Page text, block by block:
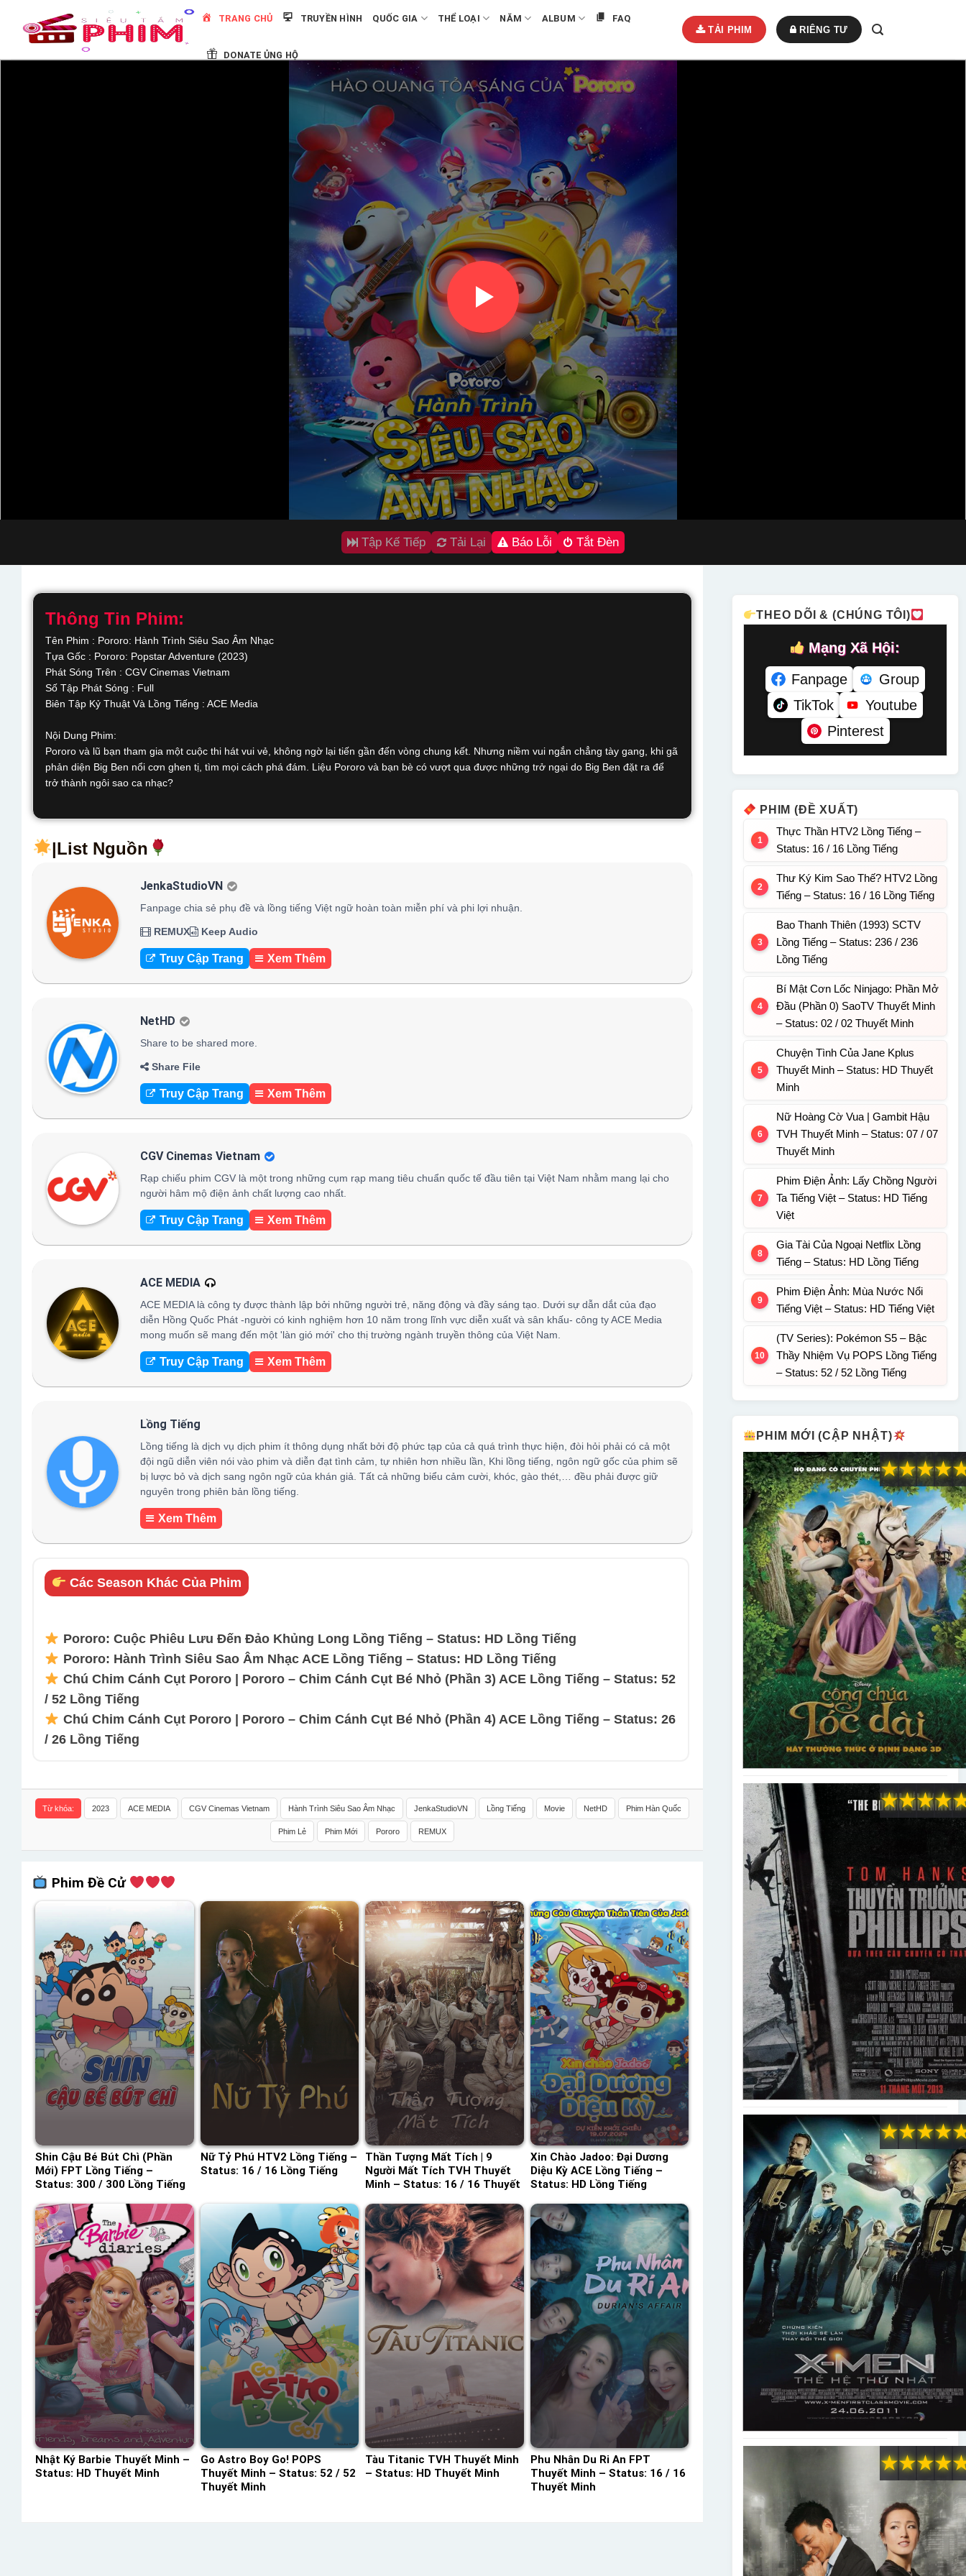
TRANG CHỦ TRUYỀN HÌNH QUỐC GIA THỂ LOẠI NĂM ALBUM FAQ
DONATE ỦNG HỘ
Tập Kế Tiếp Tải Lại Báo Lỗi Tắt Đèn
Thông Tin Phim:
Tên Phim : Pororo: Hành Trình Siêu Sao Âm Nhạc
Tựa Gốc : Pororo: Popstar Adventure (2023)
Phát Sóng Trên : CGV Cinemas Vietnam
Số Tập Phát Sóng : Full
Biên Tập Kỷ Thuật Và Lồng Tiếng : ACE Media
Nội Dung Phim:
Pororo và lũ bạn tham gia một cuộc thi hát vui vẻ, không ngờ lại tiến gần đến vòng chung kết. Nhưng niềm vui ngắn chẳng tày gang, khi gã
phản diện Big Ben nổi cơn ghen tị, tìm mọi cách phá đám. Liệu Pororo và bạn bè có vượt qua được những trở ngại do Big Ben đặt ra để
trở thành ngôi sao ca nhạc?
|List Nguồn
JenkaStudioVN
Fanpage chia sẻ phụ đề và lồng tiếng Việt ngữ hoàn toàn miễn phí và phi lợi nhuận.
REMUX Keep Audio
Truy Cập Trang Xem Thêm
NetHD
Share to be shared more.
Share File
Truy Cập Trang Xem Thêm
CGV Cinemas Vietnam
Rạp chiếu phim CGV là một trong những cụm rạp mang tiêu chuẩn quốc tế đầu tiên tại Việt Nam nhằm mang lại cho
người hâm mộ điện ảnh chất lượng cao nhất.
Truy Cập Trang Xem Thêm
ACE MEDIA
ACE MEDIA là công ty được thành lập bởi những người trẻ, năng động và đầy sáng tạo. Dưới sự dẫn dắt của đạo
diễn Hồng Quốc Phát -người có kinh nghiệm hơn 10 năm trong lĩnh vực diễn xuất và sân khấu- công ty ACE Media
mong muốn sẽ mang đến một 'làn gió mới' cho thị trường ngành truyền thông của Việt Nam.
Truy Cập Trang Xem Thêm
Lồng Tiếng
Lồng tiếng là dịch vụ dịch phim ít thông dụng nhất bởi độ phức tạp của cả quá trình thực hiện, đòi hỏi phải có cả một
đội ngũ diễn viên nói vào phim và diễn đạt tình cảm, tự nhiên hơn nhiều lần, Khi lồng tiếng, ngôn ngữ gốc của phim sẽ
bị lược bỏ và dịch sang ngôn ngữ của khán giả. Tất cả những biểu cảm cười, khóc, gào thét,… đều phải được giữ
nguyên trong phiên bản lồng tiếng.
Xem Thêm
Các Season Khác Của Phim
Pororo: Cuộc Phiêu Lưu Đến Đảo Khủng Long Lồng Tiếng – Status: HD Lồng Tiếng
Pororo: Hành Trình Siêu Sao Âm Nhạc ACE Lồng Tiếng – Status: HD Lồng Tiếng
Chú Chim Cánh Cụt Pororo | Pororo – Chim Cánh Cụt Bé Nhỏ (Phần 3) ACE Lồng Tiếng – Status: 52
/ 52 Lồng Tiếng
Chú Chim Cánh Cụt Pororo | Pororo – Chim Cánh Cụt Bé Nhỏ (Phần 4) ACE Lồng Tiếng – Status: 26
/ 26 Lồng Tiếng
Từ khóa: 2023 ACE MEDIA CGV Cinemas Vietnam Hành Trình Siêu Sao Âm Nhạc JenkaStudioVN Lồng Tiếng Movie NetHD Phim Hàn Quốc
Phim Lẻ Phim Mới Pororo REMUX
Phim Đề Cử
Shin Cậu Bé Bút Chì (Phần
Mới) FPT Lồng Tiếng –
Status: 300 / 300 Lồng Tiếng
Nữ Tỷ Phú HTV2 Lồng Tiếng –
Status: 16 / 16 Lồng Tiếng
Thần Tượng Mất Tích | 9
Người Mất Tích TVH Thuyết
Minh – Status: 16 / 16 Thuyết
Xin Chào Jadoo: Đại Dương
Diệu Kỳ ACE Lồng Tiếng –
Status: HD Lồng Tiếng
Nhật Ký Barbie Thuyết Minh –
Status: HD Thuyết Minh
Go Astro Boy Go! POPS
Thuyết Minh – Status: 52 / 52
Thuyết Minh
Tàu Titanic TVH Thuyết Minh
– Status: HD Thuyết Minh
Phu Nhân Du Ri An FPT
Thuyết Minh – Status: 16 / 16
Thuyết Minh
THEO DÕI & (CHÚNG TÔI)
Mạng Xã Hội:
Fanpage
Group
TikTok
Youtube
Pinterest
PHIM (ĐỀ XUẤT)
Thực Thần HTV2 Lồng Tiếng –
Status: 16 / 16 Lồng Tiếng
Thư Ký Kim Sao Thế? HTV2 Lồng
Tiếng – Status: 16 / 16 Lồng Tiếng
Bao Thanh Thiên (1993) SCTV
Lồng Tiếng – Status: 236 / 236
Lồng Tiếng
Bí Mật Cơn Lốc Ninjago: Phần Mở
Đầu (Phần 0) SaoTV Thuyết Minh
– Status: 02 / 02 Thuyết Minh
Chuyện Tình Của Jane Kplus
Thuyết Minh – Status: HD Thuyết
Minh
Nữ Hoàng Cờ Vua | Gambit Hậu
TVH Thuyết Minh – Status: 07 / 07
Thuyết Minh
Phim Điện Ảnh: Lấy Chồng Người
Ta Tiếng Việt – Status: HD Tiếng
Việt
Gia Tài Của Ngoại Netflix Lồng
Tiếng – Status: HD Lồng Tiếng
Phim Điện Ảnh: Mùa Nước Nổi
Tiếng Việt – Status: HD Tiếng Việt
(TV Series): Pokémon S5 – Bậc
Thầy Nhiệm Vụ POPS Lồng Tiếng
– Status: 52 / 52 Lồng Tiếng
PHIM MỚI (CẬP NHẬT)
★
★
★
★
★
★
★
★
★
★
★
★
★
★
★
★